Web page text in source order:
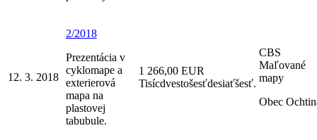
12. 3. 2018
2/2018
Prezentácia v
cyklomape a
exterierová
mapa na
plastovej
tabubule.
1 266,00 EUR
Tisícdvestošesťdesiaťšesť.
CBS
Maľované
mapy
Obec